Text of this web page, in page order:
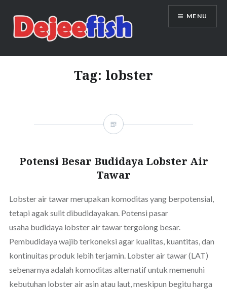
content
DEJEEFISH | PRODUSEN BENIH
IKAN BERKUALITAS INDONESIA
MENU
Tag: lobster
Potensi Besar Budidaya Lobster Air
Tawar
Lobster air tawar merupakan komoditas yang berpotensial,
tetapi agak sulit dibudidayakan. Potensi pasar
usaha budidaya lobster air tawar tergolong besar.
Pembudidaya wajib terkoneksi agar kualitas, kuantitas, dan
kontinuitas produk lebih terjamin. Lobster air tawar (LAT)
sebenarnya adalah komoditas alternatif untuk memenuhi
kebutuhan lobster air asin atau laut, meskipun begitu harga